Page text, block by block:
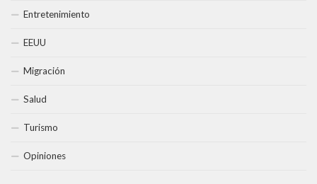
Entretenimiento
EEUU
Migración
Salud
Turismo
Opiniones